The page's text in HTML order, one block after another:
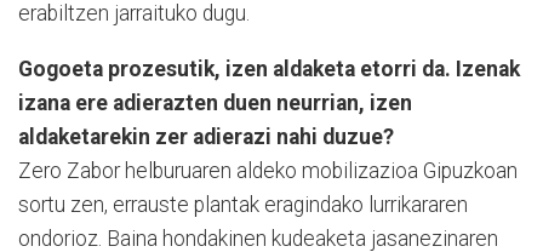
erabiltzen jarraituko dugu.
Gogoeta prozesutik, izen aldaketa etorri da. Izenak
izana ere adierazten duen neurrian, izen
aldaketarekin zer adierazi nahi duzue?
Zero Zabor helburuaren aldeko mobilizazioa Gipuzkoan
sortu zen, errauste plantak eragindako lurrikararen
ondorioz. Baina hondakinen kudeaketa jasanezinaren